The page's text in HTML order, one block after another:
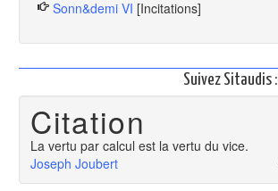
Sonn&demi VI [Incitations]
Suivez Sitaudis :
Citation
La vertu par calcul est la vertu du vice.
Joseph Joubert